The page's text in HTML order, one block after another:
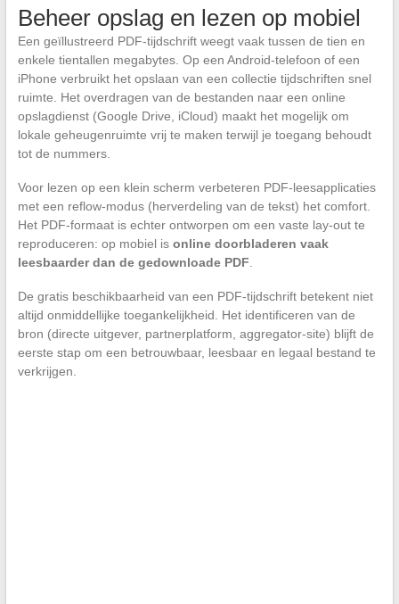
Beheer opslag en lezen op mobiel
Een geïllustreerd PDF-tijdschrift weegt vaak tussen de tien en
enkele tientallen megabytes. Op een Android-telefoon of een
iPhone verbruikt het opslaan van een collectie tijdschriften snel
ruimte. Het overdragen van de bestanden naar een online
opslagdienst (Google Drive, iCloud) maakt het mogelijk om
lokale geheugenruimte vrij te maken terwijl je toegang behoudt
tot de nummers.
Voor lezen op een klein scherm verbeteren PDF-leesapplicaties
met een reflow-modus (herverdeling van de tekst) het comfort.
Het PDF-formaat is echter ontworpen om een vaste lay-out te
reproduceren: op mobiel is online doorbladeren vaak
leesbaarder dan de gedownloade PDF
De gratis beschikbaarheid van een PDF-tijdschrift betekent niet
altijd onmiddellijke toegankelijkheid. Het identificeren van de
bron (directe uitgever, partnerplatform, aggregator-site) blijft de
eerste stap om een betrouwbaar, leesbaar en legaal bestand te
verkrijgen.